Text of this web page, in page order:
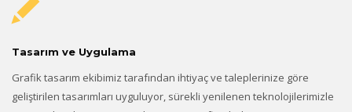
Tasarım ve Uygulama
Grafik tasarım ekibimiz tarafından ihtiyaç ve taleplerinize göre
geliştirilen tasarımları uyguluyor, sürekli yenilenen teknolojilerimizle